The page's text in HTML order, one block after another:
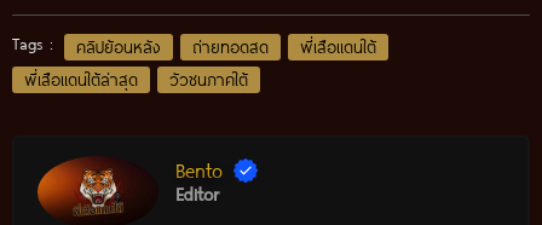
Tags : คลิปย้อนหลัง ถ่ายทอดสด
พี่เสือแดนใต้
พี่เสือแดนใต้ล่าสุด
วัวชนภาคใต้
Bento
Editor